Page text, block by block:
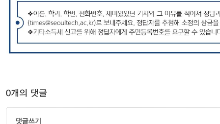
0개의 댓글
댓글쓰기